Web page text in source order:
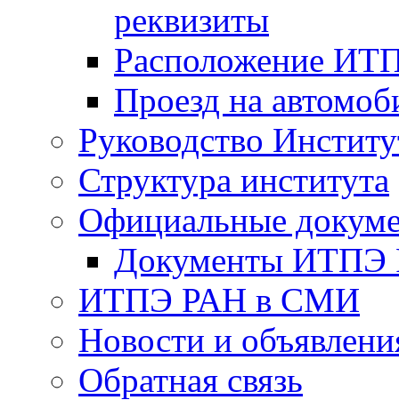
реквизиты
Расположение
Проезд на
Руководство
Структура института
Официальные
Документы ИТПЭ
ИТПЭ РАН в СМИ
Новости и
Обратная связь